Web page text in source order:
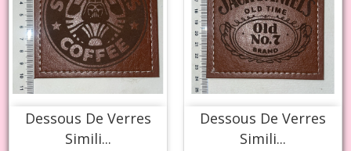
Dessous De Verres
Simili...
Dessous De Verres
Simili...